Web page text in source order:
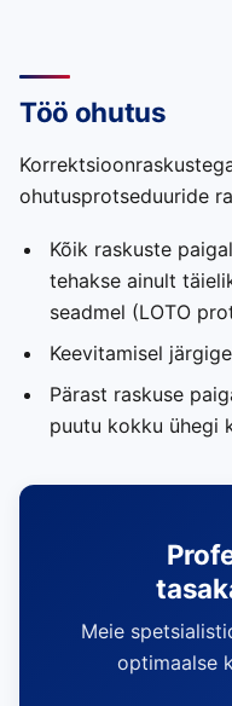
Töö ohutus
ohutusprotseduuride
Kõik raskuste
tehakse ainult
seadmel (LOTO
Keevitamisel
Pärast raskuse
puutu kokku ühegi
Meie
optimaalse